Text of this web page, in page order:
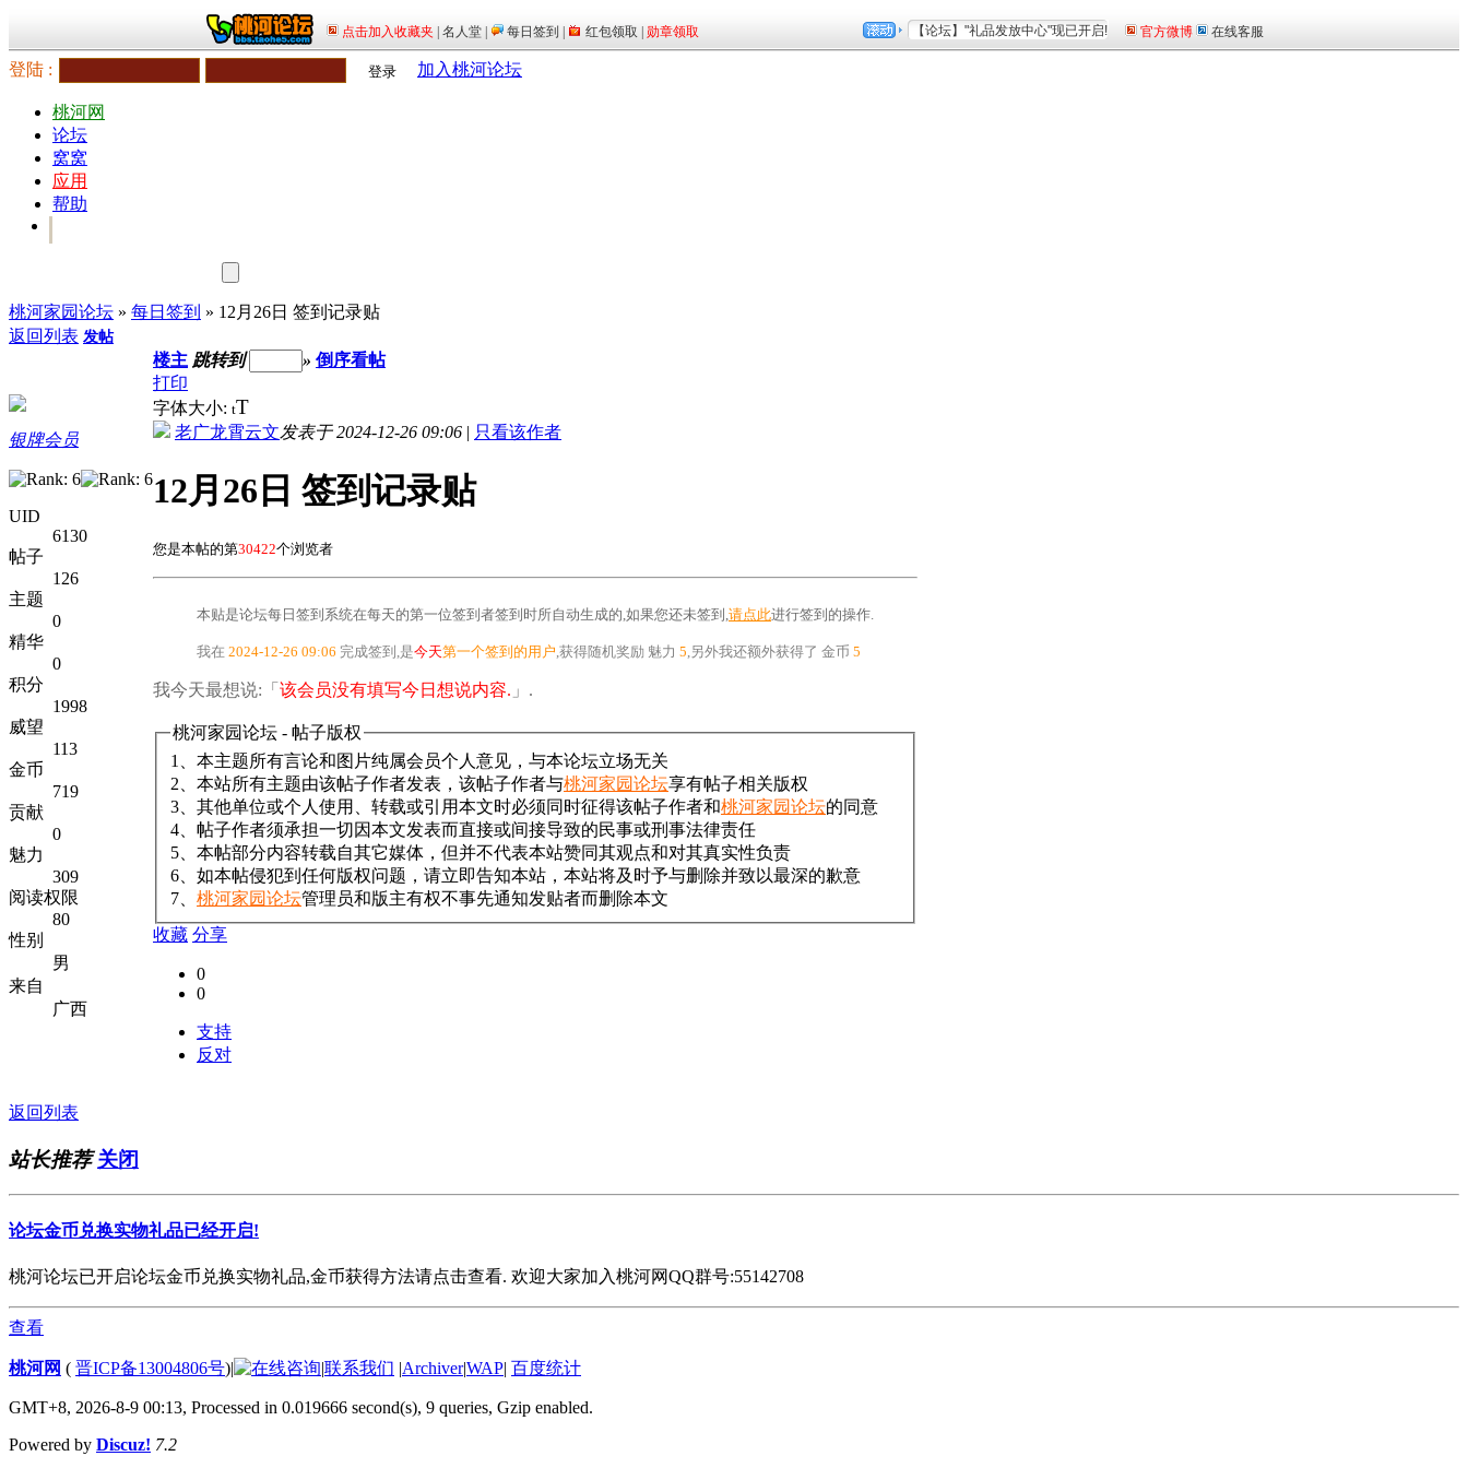
登陆 : 登录 加入桃河论坛
桃河网
论坛
窝窝
应用
帮助
桃河家园论坛 » 每日签到 » 12月26日 签到记录贴
返回列表 发帖
银牌会员
UID
6130
帖子
126
主题
0
精华
0
积分
1998
威望
113
金币
719
贡献
0
魅力
309
阅读权限
80
性别
男
来自
广西
楼主 跳转到 » 倒序看帖
打印
字体大小: tT
老广龙霄云文发表于 2024-12-26 09:06 | 只看该作者
12月26日 签到记录贴
您是本帖的第30422个浏览者
本贴是论坛每日签到系统在每天的第一位签到者签到时所自动生成的,如果您还未签到, 请点此进行签到的操作.
我在 2024-12-26 09:06 完成签到,是今天第一个签到的用户 ,获得随机奖励 魅力 5 ,另外我还额外获得了 金币 5
我今天最想说:「 该会员没有填写今日想说内容. 」.
桃河家园论坛 - 帖子版权
1、本主题所有言论和图片纯属会员个人意见，与本论坛立场无关
2、本站所有主题由该帖子作者发表，该帖子作者与桃河家园论坛享有帖子相关版权
3、其他单位或个人使用、转载或引用本文时必须同时征得该帖子作者和桃河家园论坛的同意
4、帖子作者须承担一切因本文发表而直接或间接导致的民事或刑事法律责任
5、本帖部分内容转载自其它媒体，但并不代表本站赞同其观点和对其真实性负责
6、如本帖侵犯到任何版权问题，请立即告知本站，本站将及时予与删除并致以最深的歉意
7、 桃河家园论坛管理员和版主有权不事先通知发贴者而删除本文
收藏 分享
0
0
支持
反对
返回列表
站长推荐 关闭
论坛金币兑换实物礼品已经开启!
桃河论坛已开启论坛金币兑换实物礼品,金币获得方法请点击查看. 欢迎大家加入桃河网QQ群号:55142708
查看
桃河网 ( 晋ICP备13004806号)| |联系我们 |Archiver|WAP| 百度统计
GMT+8, 2026-8-9 00:13, Processed in 0.019666 second(s), 9 queries, Gzip enabled.
Powered by Discuz! 7.2